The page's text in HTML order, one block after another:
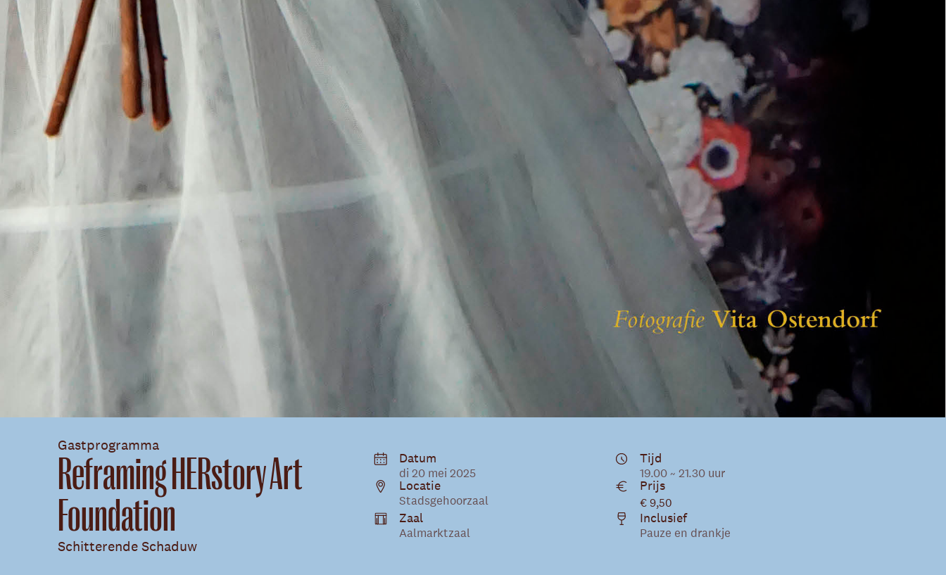
Gastprogramma
Reframing HERstory Art
Foundation
Schitterende Schaduw
Datum
di 20 mei 2025
Tijd
19.00 ~ 21.30 uur
Locatie
Stadsgehoorzaal
Prijs
€ 9,50
Zaal
Aalmarktzaal
Inclusief
Pauze en drankje